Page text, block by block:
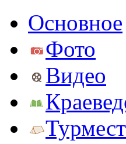
Основное
Фото
Видео